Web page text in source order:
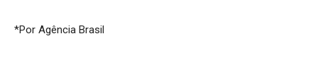
*Por Agência Brasil